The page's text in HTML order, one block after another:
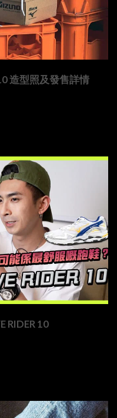
造型照及發售詳情
RIDER 10